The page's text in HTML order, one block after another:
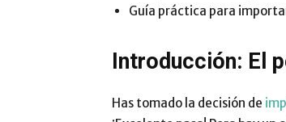
Guía práctica para
Introducción: El
Has tomado la decisión de